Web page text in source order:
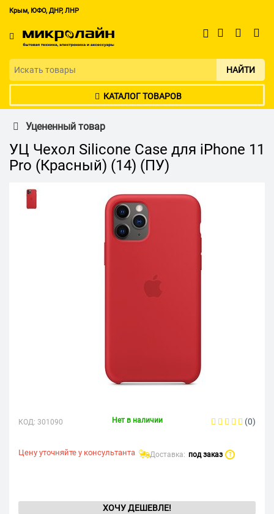
Крым, ЮФО, ДНР, ЛНР
НАЙТИ
КАТАЛОГ ТОВАРОВ
Уцененный товар
УЦ Чехол Silicone Case для iPhone 11
Pro (Красный) (14) (ПУ)
КОД: 301090 Нет в наличии (0)
Цену уточняйте у консультанта Доставка: под заказ ?
ХОЧУ ДЕШЕВЛЕ!